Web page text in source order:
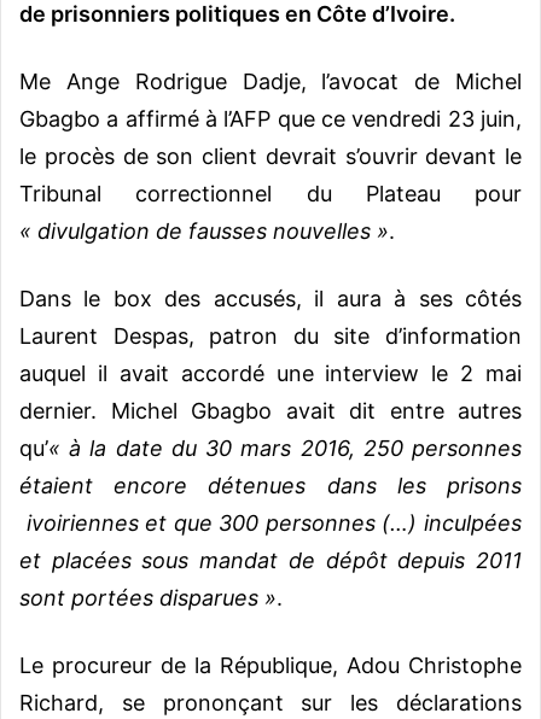
de prisonniers politiques en Côte d’Ivoire.
Me Ange Rodrigue Dadje, l’avocat de Michel
Gbagbo a affirmé à l’AFP que ce vendredi 23 juin,
le procès de son client devrait s’ouvrir devant le
Tribunal correctionnel du Plateau pour
« divulgation de fausses nouvelles ».
Dans le box des accusés, il aura à ses côtés
Laurent Despas, patron du site d’information
auquel il avait accordé une interview le 2 mai
dernier. Michel Gbagbo avait dit entre autres
qu’« à la date du 30 mars 2016, 250 personnes
étaient encore détenues dans les prisons
ivoiriennes et que 300 personnes (…) inculpées
et placées sous mandat de dépôt depuis 2011
sont portées disparues ».
Le procureur de la République, Adou Christophe
Richard, se prononçant sur les déclarations